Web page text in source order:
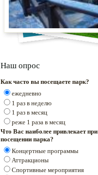
Наш опрос
Как часто вы посещаете парк?
ежедневно
1 раз в неделю
1 раз в месяц
реже 1 раза в месяц
Что Вас наиболее привлекает при
посещении парка?
Концертные программы
Аттракционы
Спортивные мероприятия